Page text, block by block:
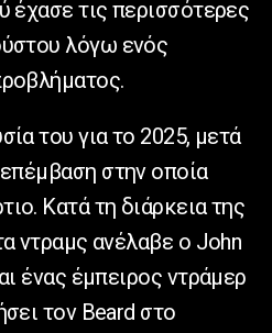
έχασε τις περισσότερες
λόγω ενός
του για το 2025, μετά
στην οποία
Κατά τη διάρκεια της
ντραμς ανέλαβε ο John
ένας έμπειρος ντράμερ
τον Beard στο